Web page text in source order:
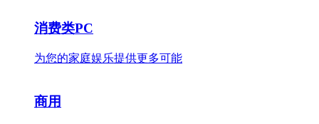
消费类PC
为您的家庭娱乐提供更多可能
商用